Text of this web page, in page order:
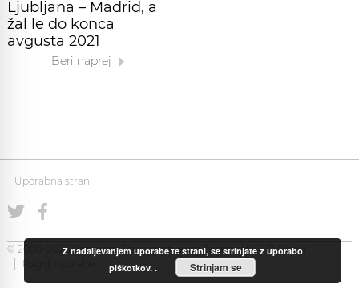
Ljubljana – Madrid, a
žal le do konca
avgusta 2021
Beri naprej
Uporabna stran
© 2008-2026 Uporabna Stran gostuje naZabec.net
Piškotki
Pogoji uporabe
Z nadaljevanjem uporabe te strani, se strinjate z uporabo
piškotkov.. Strinjam se